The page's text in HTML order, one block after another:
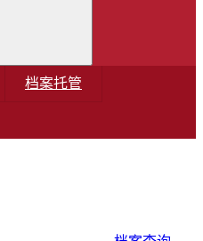
档案托管